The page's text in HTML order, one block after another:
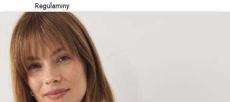
Regulaminy
Formularz zwrotu
Polityka prywatności
Zwroty i reklamacje